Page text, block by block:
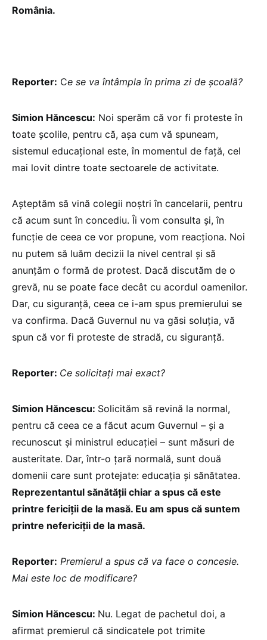
România.
Reporter: Ce se va întâmpla în prima zi de școală?
Simion Hăncescu: Noi sperăm că vor fi proteste în
toate școlile, pentru că, așa cum vă spuneam,
sistemul educațional este, în momentul de față, cel
mai lovit dintre toate sectoarele de activitate.
Așteptăm să vină colegii noștri în cancelarii, pentru
că acum sunt în concediu. Îi vom consulta și, în
funcție de ceea ce vor propune, vom reacționa. Noi
nu putem să luăm decizii la nivel central și să
anunțăm o formă de protest. Dacă discutăm de o
grevă, nu se poate face decât cu acordul oamenilor.
Dar, cu siguranță, ceea ce i-am spus premierului se
va confirma. Dacă Guvernul nu va găsi soluția, vă
spun că vor fi proteste de stradă, cu siguranță.
Reporter: Ce solicitați mai exact?
Simion Hăncescu: Solicităm să revină la normal,
pentru că ceea ce a făcut acum Guvernul – și a
recunoscut și ministrul educației – sunt măsuri de
austeritate. Dar, într-o țară normală, sunt două
domenii care sunt protejate: educația și sănătatea.
Reprezentantul sănătății chiar a spus că este
printre fericiții de la masă. Eu am spus că suntem
printre nefericiții de la masă.
Reporter: Premierul a spus că va face o concesie.
Mai este loc de modificare?
Simion Hăncescu: Nu. Legat de pachetul doi, a
afirmat premierul că sindicatele pot trimite